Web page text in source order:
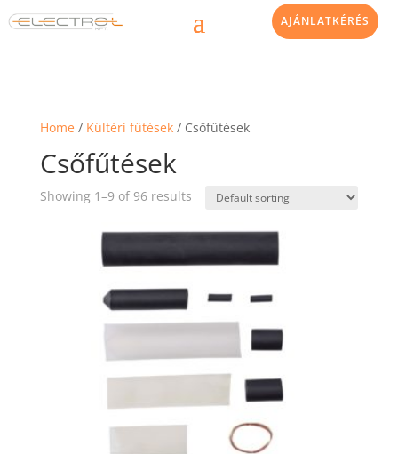
AJÁNLATKÉRÉS
Home / Kültéri fűtések/ Csőfűtések
Csőfűtések
Showing 1–9 of 96 results